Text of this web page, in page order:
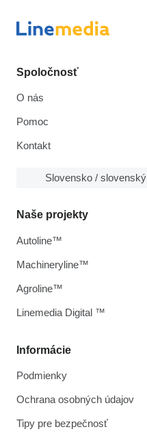
Spoločnosť
O nás
Pomoc
Kontakt
Slovensko / slovenský
Informácie
Podmienky
Ochrana osobných údajov
Tipy pre bezpečnosť
Naše projekty
Autoline™
Machineryline™
Agroline™
Linemedia Digital ™